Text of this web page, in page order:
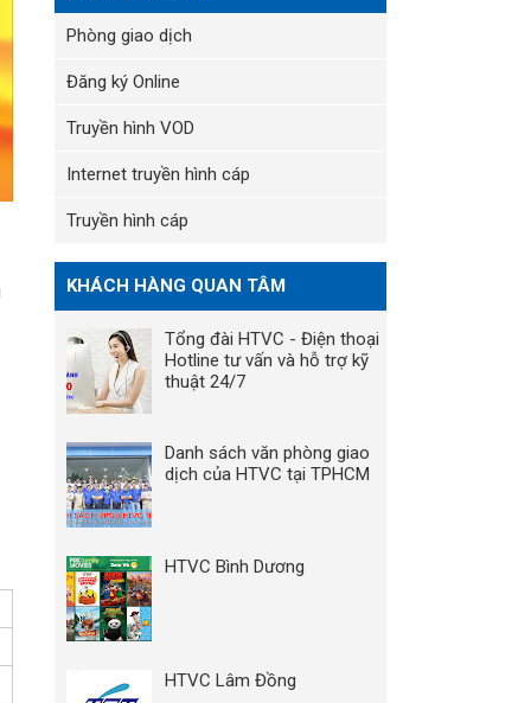
Phòng giao dịch
Đăng ký Online
Truyền hình VOD
Internet truyền hình cáp
Truyền hình cáp
KHÁCH HÀNG QUAN TÂM
Tổng đài HTVC - Điện thoại
Hotline tư vấn và hỗ trợ kỹ
thuật 24/7
Danh sách văn phòng giao
dịch của HTVC tại TPHCM
HTVC Bình Dương
HTVC Lâm Đồng